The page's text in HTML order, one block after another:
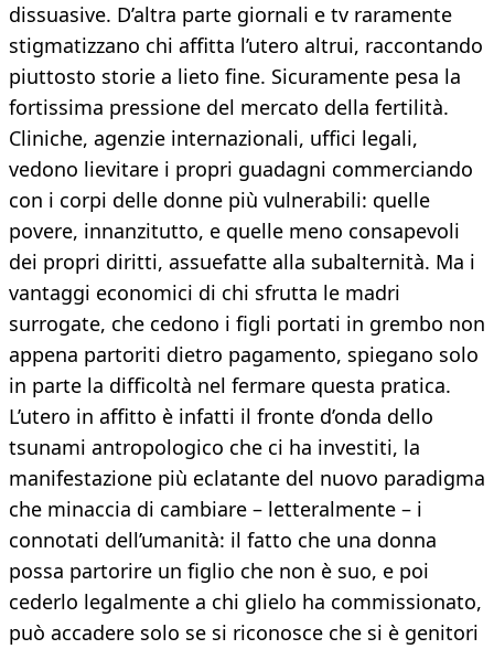
dissuasive. D’altra parte giornali e tv raramente
stigmatizzano chi affitta l’utero altrui, raccontando
piuttosto storie a lieto fine. Sicuramente pesa la
fortissima pressione del mercato della fertilità.
Cliniche, agenzie internazionali, uffici legali,
vedono lievitare i propri guadagni commerciando
con i corpi delle donne più vulnerabili: quelle
povere, innanzitutto, e quelle meno consapevoli
dei propri diritti, assuefatte alla subalternità. Ma i
vantaggi economici di chi sfrutta le madri
surrogate, che cedono i figli portati in grembo non
appena partoriti dietro pagamento, spiegano solo
in parte la difficoltà nel fermare questa pratica.
L’utero in affitto è infatti il fronte d’onda dello
tsunami antropologico che ci ha investiti, la
manifestazione più eclatante del nuovo paradigma
che minaccia di cambiare – letteralmente – i
connotati dell’umanità: il fatto che una donna
possa partorire un figlio che non è suo, e poi
cederlo legalmente a chi glielo ha commissionato,
può accadere solo se si riconosce che si è genitori